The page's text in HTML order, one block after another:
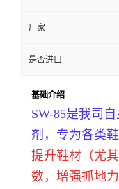
厂家
是否进口
基础介绍
SW-85是我司
剂，专为各类
提升鞋材（尤
数，增强抓地